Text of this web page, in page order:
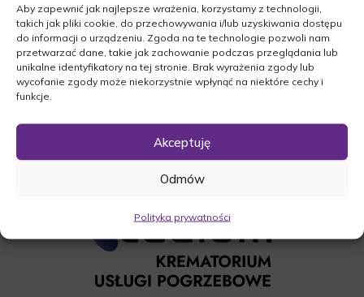
Aby zapewnić jak najlepsze wrażenia, korzystamy z technologii,
takich jak pliki cookie, do przechowywania i/lub uzyskiwania dostępu
do informacji o urządzeniu. Zgoda na te technologie pozwoli nam
przetwarzać dane, takie jak zachowanie podczas przeglądania lub
unikalne identyfikatory na tej stronie. Brak wyrażenia zgody lub
wycofanie zgody może niekorzystnie wpłynąć na niektóre cechy i
funkcje.
Akceptuję
Odmów
Polityka prywatności
komunalnym w Międzychodzie.
Rodzina prosi o nie składanie kondolencji.
O czym zawiadamia pogrążona w smutku
Rodzina.